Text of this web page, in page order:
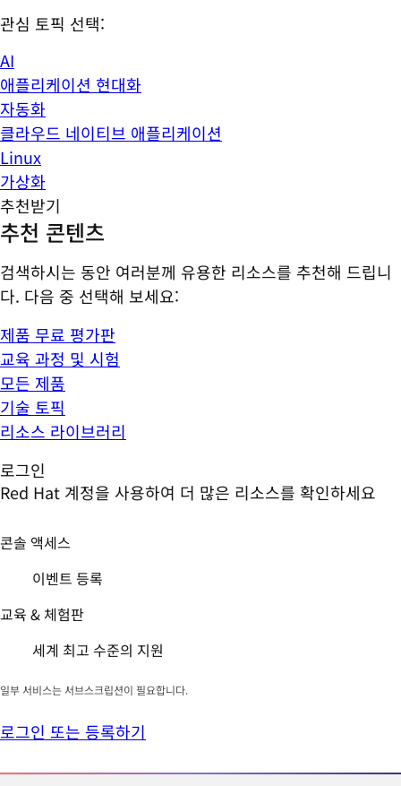
관심 토픽 선택:
AI
애플리케이션 현대화
자동화
클라우드 네이티브 애플리케이션
Linux
가상화
추천받기
추천 콘텐츠
검색하시는 동안 여러분께 유용한 리소스를 추천해 드립니
다. 다음 중 선택해 보세요:
제품 무료 평가판
교육 과정 및 시험
모든 제품
기술 토픽
리소스 라이브러리
로그인
Red Hat 계정을 사용하여 더 많은 리소스를 확인하세요
콘솔 액세스
이벤트 등록
교육 & 체험판
세계 최고 수준의 지원
일부 서비스는 서브스크립션이 필요합니다.
로그인 또는 등록하기